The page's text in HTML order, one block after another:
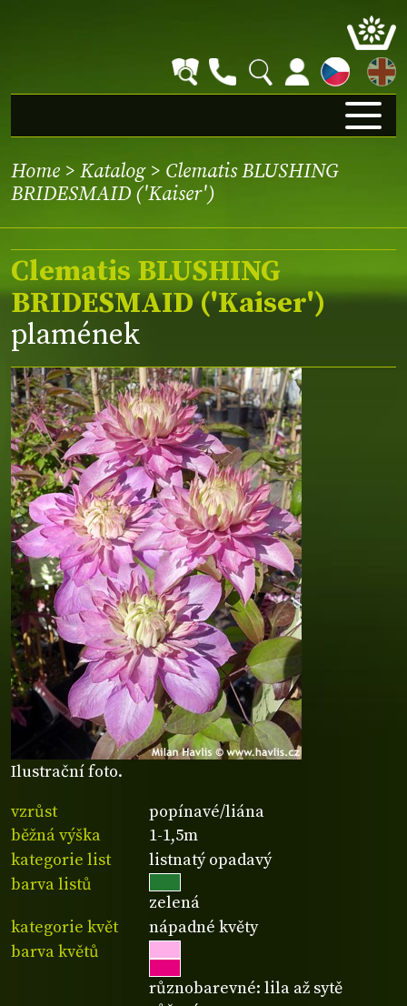
EN
Home > Katalog> Clematis BLUSHING
BRIDESMAID ('Kaiser')
Ilustrační foto.
Clematis BLUSHING
BRIDESMAID ('Kaiser')
plamének
vzrůst
popínavé/liána
běžná výška
1-1,5m
kategorie list
listnatý opadavý
barva listů
zelená
kategorie květ
nápadné květy
barva květů
různobarevné: lila až sytě